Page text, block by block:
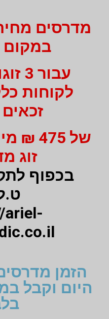
עבור 3 זוגות מדרסים
לקוחות
זוג
בכפוף
ariel-
הזמן
היום וקבל